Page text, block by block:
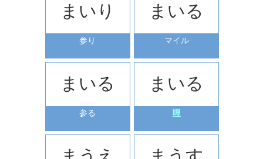
まいり
参り
まいる
マイル
まいる
参る
まいる
哩